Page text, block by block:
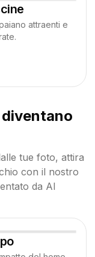
attraenti e
tue foto, attira
con il nostro
da AI
Generato da AI